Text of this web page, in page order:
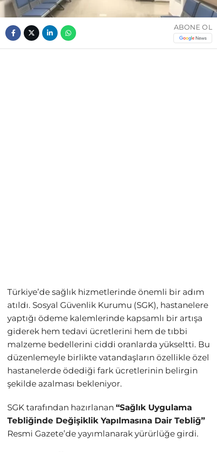
ABONE OL
Türkiye’de sağlık hizmetlerinde önemli bir adım
atıldı. Sosyal Güvenlik Kurumu (SGK), hastanelere
yaptığı ödeme kalemlerinde kapsamlı bir artışa
giderek hem tedavi ücretlerini hem de tıbbi
malzeme bedellerini ciddi oranlarda yükseltti. Bu
düzenlemeyle birlikte vatandaşların özellikle özel
hastanelerde ödediği fark ücretlerinin belirgin
şekilde azalması bekleniyor.
SGK tarafından hazırlanan “Sağlık Uygulama
Tebliğinde Değişiklik Yapılmasına Dair Tebliğ”
Resmi Gazete’de yayımlanarak yürürlüğe girdi.